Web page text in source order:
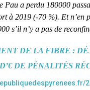
Pau a perdu 180000
à 2019 (-70 %). Et n’en
s’il n’y a pas de
DE LA FIBRE :
DE PÉNALITÉS